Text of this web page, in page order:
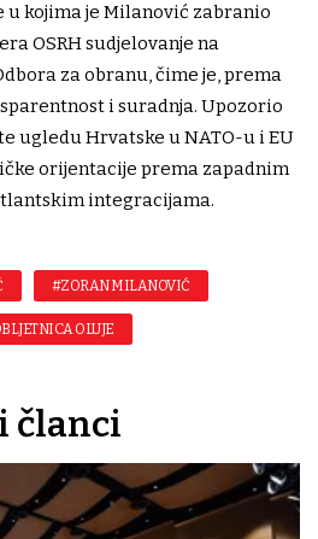
u kojima je Milanović zabranio
OSRH sudjelovanje na
za obranu, čime je, prema
i suradnja. Upozorio
ugledu Hrvatske u NATO-u i EU
orijentacije prema zapadnim
integracijama.
#ZORAN MILANOVIĆ
OLUJE
članci